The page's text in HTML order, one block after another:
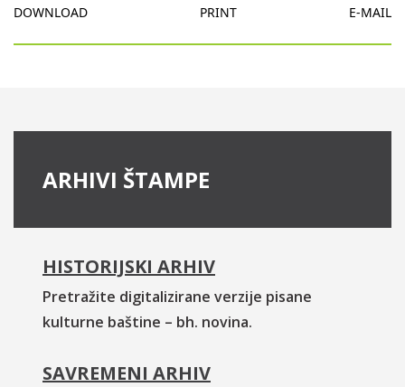
DOWNLOAD PRINT E-MAIL
ARHIVI ŠTAMPE
HISTORIJSKI ARHIV
Pretražite digitalizirane verzije pisane
kulturne baštine – bh. novina.
SAVREMENI ARHIV